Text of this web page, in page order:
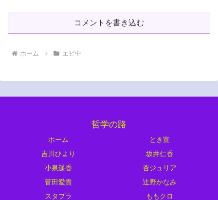
コメントを書き込む
ホーム エビ中
哲学の路
ホーム
とき宣
吉川ひより
坂井仁香
小泉遥香
杏ジュリア
菅田愛貴
辻野かなみ
スタプラ
ももクロ